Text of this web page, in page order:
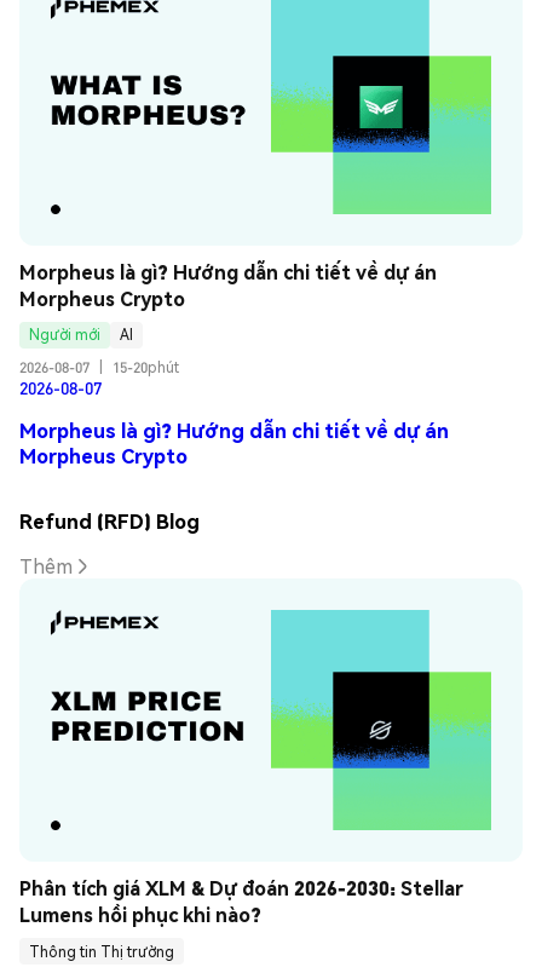
Morpheus là gì? Hướng dẫn chi tiết về dự án
Morpheus Crypto
Người mới
AI
2026-08-07
15-20phút
2026-08-07
Morpheus là gì? Hướng dẫn chi tiết về dự án
Morpheus Crypto
Refund (RFD) Blog
Thêm
Phân tích giá XLM & Dự đoán 2026-2030: Stellar
Lumens hồi phục khi nào?
Thông tin Thị trường